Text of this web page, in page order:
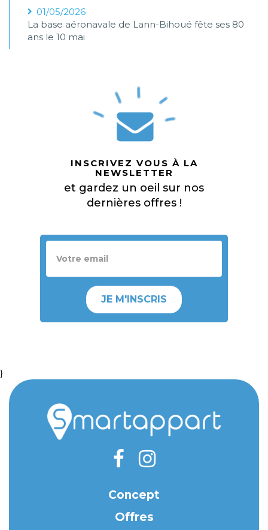
01/05/2026
La base aéronavale de Lann-Bihoué fête ses 80
ans le 10 mai
INSCRIVEZ VOUS À LA
NEWSLETTER
et gardez un oeil sur nos
dernières offres !
JE M'INSCRIS
}
Concept
Offres